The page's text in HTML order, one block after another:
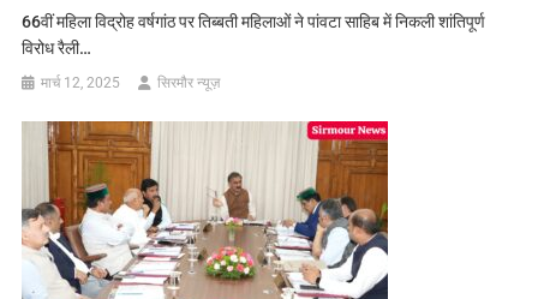
66वीं महिला विद्रोह वर्षगांठ पर तिब्बती महिलाओं ने पांवटा साहिब में निकली शांतिपूर्ण
विरोध रैली…
मार्च 12, 2025 सिरमौर न्यूज़